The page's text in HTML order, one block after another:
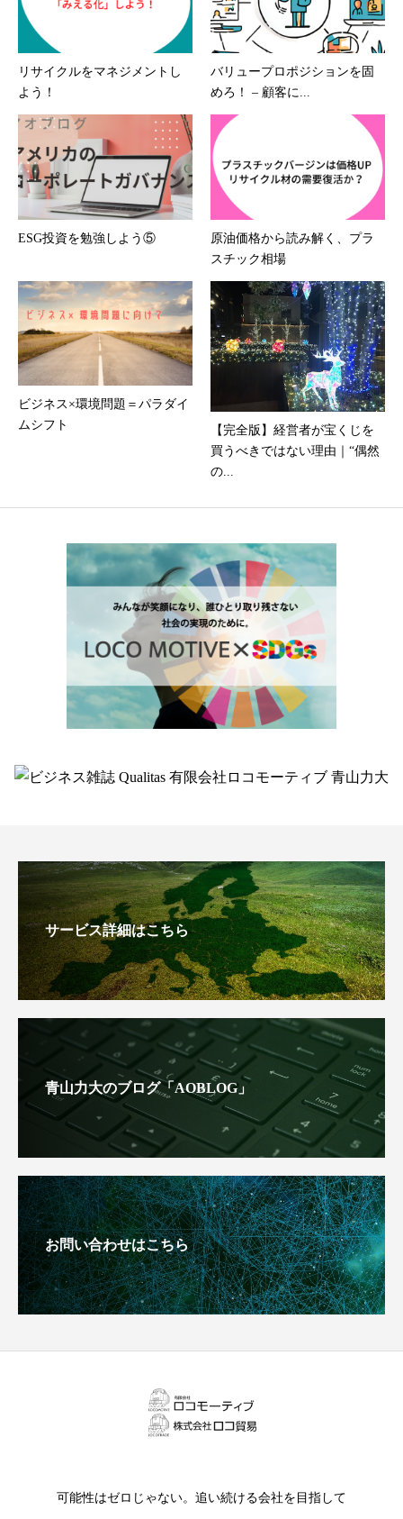
リサイクルをマネジメントし
よう！
バリュープロポジションを固
めろ！ – 顧客に...
ESG投資を勉強しよう⑤
原油価格から読み解く、プラ
スチック相場
ビジネス×環境問題＝パラダイ
ムシフト
【完全版】経営者が宝くじを
買うべきではない理由｜“偶然
の...
サービス詳細はこちら
青山力大のブログ「AOBLOG」
お問い合わせはこちら
可能性はゼロじゃない。追い続ける会社を目指して